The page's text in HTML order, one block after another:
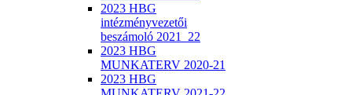
2023 HBG
intézményvezetői
beszámoló 2021_22
2023 HBG
MUNKATERV 2020-21
2023 HBG